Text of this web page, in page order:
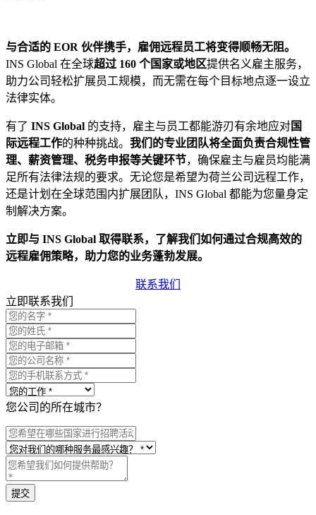
与合适的 EOR 伙伴携手，雇佣远程员工将变得顺畅无阻。
INS Global 在全球超过 160 个国家或地区提供名义雇主服务，
助力公司轻松扩展员工规模，而无需在每个目标地点逐一设立
法律实体。
有了 INS Global 的支持，雇主与员工都能游刃有余地应对国
际远程工作的种种挑战。 我们的专业团队将全面负责合规性管
理、薪资管理、税务申报等关键环节，确保雇主与雇员均能满
足所有法律法规的要求。无论您是希望为荷兰公司远程工作，
还是计划在全球范围内扩展团队，INS Global 都能为您量身定
制解决方案。
立即与 INS Global 取得联系，了解我们如何通过合规高效的
远程雇佣策略，助力您的业务蓬勃发展。
联系我们
立即联系我们
您公司的所在城市？